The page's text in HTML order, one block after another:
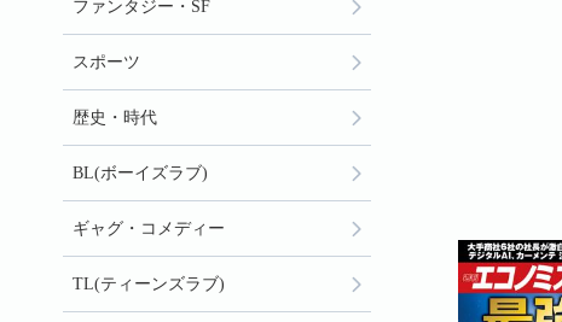
ファンタジー・SF
スポーツ
歴史・時代
BL(ボーイズラブ)
ギャグ・コメディー
TL(ティーンズラブ)